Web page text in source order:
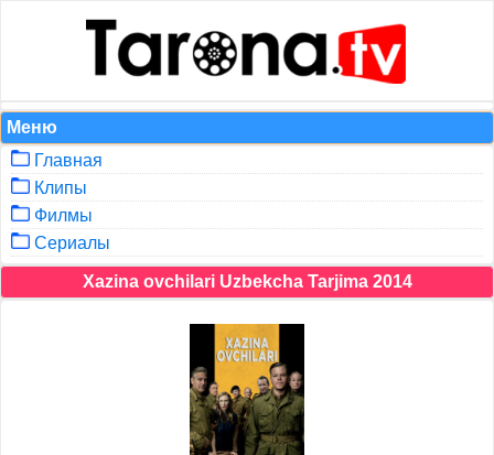
Меню
Главная
Клипы
Филмы
Сериалы
Xazina ovchilari Uzbekcha Tarjima 2014